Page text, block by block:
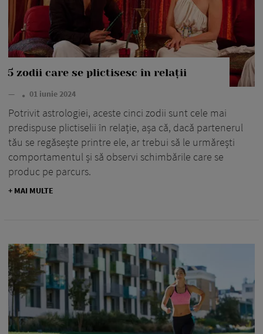
5 zodii care se plictisesc în relații
— 01 iunie 2024
Potrivit astrologiei, aceste cinci zodii sunt cele mai
predispuse plictiselii în relație, așa că, dacă partenerul
tău se regăsește printre ele, ar trebui să le urmărești
comportamentul și să observi schimbările care se
produc pe parcurs.
+ MAI MULTE